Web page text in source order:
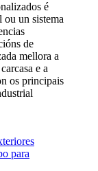
é
un sistema
de
mellora a
e a
os principais